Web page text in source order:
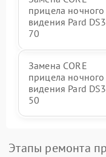
прицела ночного
видения Pard
70
Замена CORE
прицела ночного
видения Pard
50
Этапы ремонта